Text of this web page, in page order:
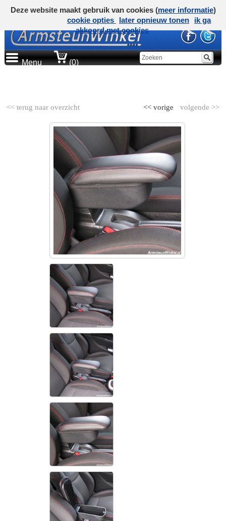
Menu (0)
<< terug naar overzicht volgende >>
<< vorige
Deze website maakt gebruik van cookies (meer informatie)
cookie opties
later opnieuw tonen
ik ga
akkoord met cookies